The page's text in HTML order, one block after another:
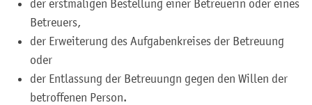
der erstmaligen Bestellung einer Betreuerin oder eines
Betreuers,
der Erweiterung des Aufgabenkreises der Betreuung
oder
der Entlassung der Betreuungn gegen den Willen der
betroffenen Person.